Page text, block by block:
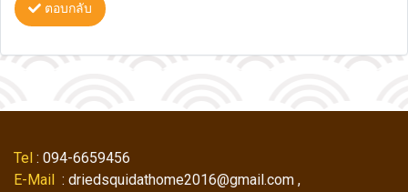
ตอบกลับ
Tel : 094-6659456
E-Mail : driedsquidathome2016@gmail.com ,